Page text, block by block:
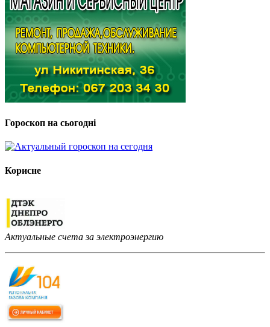
Гороскоп на сьогодні
Корисне
Актуальные счета за электроэнергию